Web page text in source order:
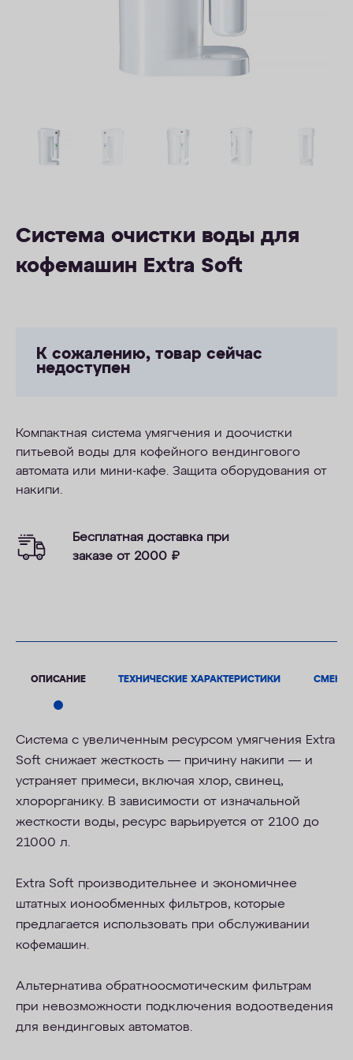
Система очистки воды для
кофемашин Extra Soft
К сожалению, товар сейчас
недоступен
Компактная система умягчения и доочистки
питьевой воды для кофейного вендингового
автомата или мини-кафе. Защита оборудования от
накипи.
Бесплатная доставка при
заказе от 2000 ₽
ОПИСАНИЕ ТЕХНИЧЕСКИЕ ХАРАКТЕРИСТИКИ
Система с увеличенным ресурсом умягчения Extra
Soft снижает жесткость — причину накипи — и
устраняет примеси, включая хлор, свинец,
хлорорганику. В зависимости от изначальной
жесткости воды, ресурс варьируется от 2100 до
21000 л.
Extra Soft производительнее и экономичнее
штатных ионообменных фильтров, которые
предлагается использовать при обслуживании
кофемашин.
Альтернатива обратноосмотическим фильтрам
при невозможности подключения водоотведения
для вендинговых автоматов.